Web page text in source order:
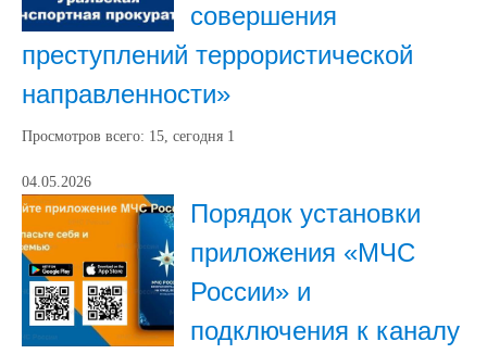
совершения
преступлений террористической
направленности»
Просмотров всего: 15, сегодня 1
04.05.2026
Порядок установки
приложения «МЧС
России» и
подключения к каналу